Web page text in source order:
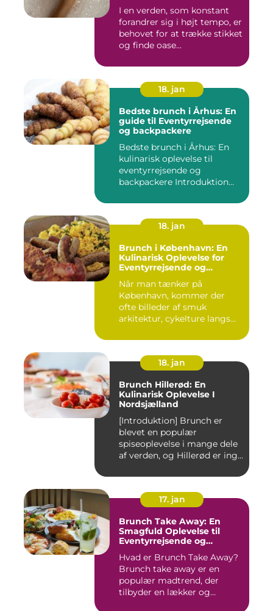
I en verden, som konstant
forandrer sig i højt tempo, er
behovet for at trække stikket
og finde oase...
18. jan
Bedste brunch i Århus: En
guide til Eventyrrejsende
og backpackere
Bedste brunch i Århus: En
kulinarisk oplevelse til
eventyrrejsende og
backpackere Introduktion
18. jan
Brunch i København: En
Kulinarisk Oplevelse for
Eventyrrejsende og
VIDEO HER]
Når man tænker på
København, kommer der
ofte billeder af smuk
arkitektur, cykelture langs
18. jan
Brunch Hillerød: En
Kulinarisk Oplevelse I
Nordsjælland
[Introduktion] Brunch er
blevet en populær
spiseoplevelse i mange dele
af verden, og Hillerød er ing...
17. jan
Brunch Take Away: En
Smagfuld Oplevelse til
Eventyrrejsende og
Hvad er Brunch Take Away?
Brunch take away er en
populær madtrend, der
tilbyder en lækker og